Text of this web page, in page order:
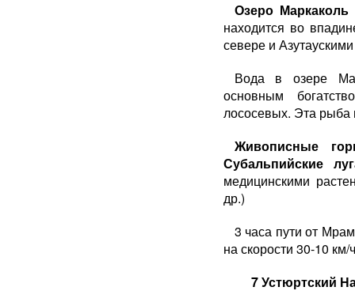
Озеро Маркаколь
находится во
севере и
Вода в озере
основным
лососевых. Эта рыба
Живописные
Субальпийские
медицинскими
др.)
3 часа пути от
на скорости 30-10 км/
7 Устюртский